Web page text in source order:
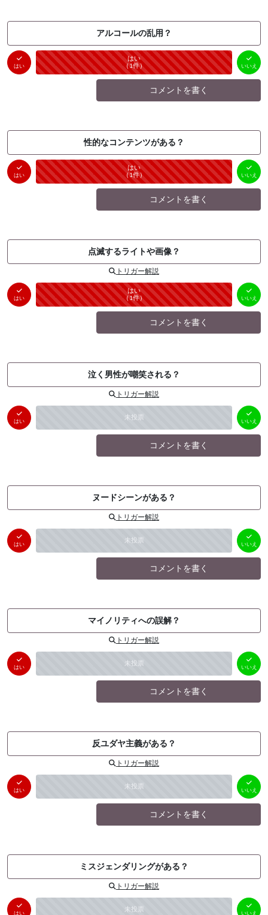
アルコールの乱用？
はい
はい
（1件） 未投票
いいえ
（ 0件）
いいえ
コメントを書く
性的なコンテンツがある？
はい
はい
（1件） 未投票
いいえ
（ 0件）
いいえ
コメントを書く
点滅するライトや画像？
トリガー解説
はい
はい
（1件） 未投票
いいえ
（ 0件）
いいえ
コメントを書く
泣く男性が嘲笑される？
トリガー解説
はい 未投票
いいえ
（ 0件）
いいえ
コメントを書く
ヌードシーンがある？
トリガー解説
はい 未投票
いいえ
（ 0件）
いいえ
コメントを書く
マイノリティへの誤解？
トリガー解説
はい 未投票
いいえ
（ 0件）
いいえ
コメントを書く
反ユダヤ主義がある？
トリガー解説
はい 未投票
いいえ
（ 0件）
いいえ
コメントを書く
ミスジェンダリングがある？
トリガー解説
はい 未投票
いいえ
（ 0件）
いいえ